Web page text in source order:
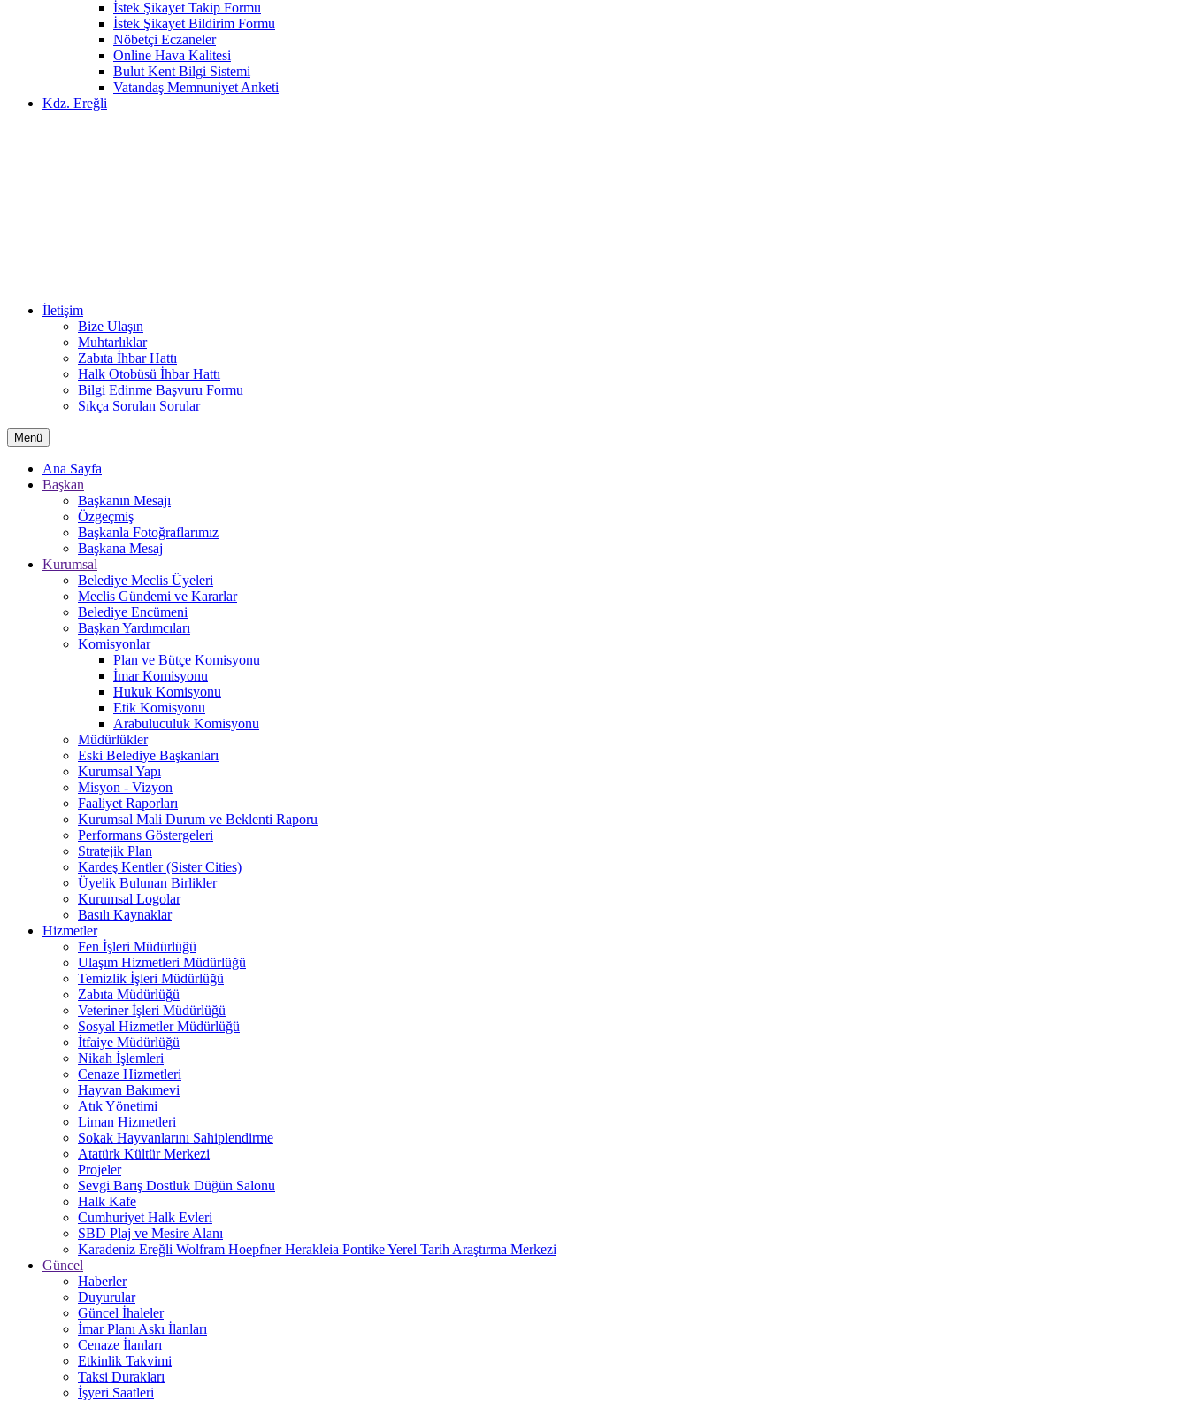
İstek Şikayet Takip Formu
İstek Şikayet Bildirim Formu
Nöbetçi Eczaneler
Online Hava Kalitesi
Bulut Kent Bilgi Sistemi
Vatandaş Memnuniyet Anketi
Kdz. Ereğli
İletişim
Bize Ulaşın
Muhtarlıklar
Zabıta İhbar Hattı
Halk Otobüsü İhbar Hattı
Bilgi Edinme Başvuru Formu
Sıkça Sorulan Sorular
Menü
Ana Sayfa
Başkan
Başkanın Mesajı
Özgeçmiş
Başkanla Fotoğraflarımız
Başkana Mesaj
Kurumsal
Belediye Meclis Üyeleri
Meclis Gündemi ve Kararlar
Belediye Encümeni
Başkan Yardımcıları
Komisyonlar
Plan ve Bütçe Komisyonu
İmar Komisyonu
Hukuk Komisyonu
Etik Komisyonu
Arabuluculuk Komisyonu
Müdürlükler
Eski Belediye Başkanları
Kurumsal Yapı
Misyon - Vizyon
Faaliyet Raporları
Kurumsal Mali Durum ve Beklenti Raporu
Performans Göstergeleri
Stratejik Plan
Kardeş Kentler (Sister Cities)
Üyelik Bulunan Birlikler
Kurumsal Logolar
Basılı Kaynaklar
Hizmetler
Fen İşleri Müdürlüğü
Ulaşım Hizmetleri Müdürlüğü
Temizlik İşleri Müdürlüğü
Zabıta Müdürlüğü
Veteriner İşleri Müdürlüğü
Sosyal Hizmetler Müdürlüğü
İtfaiye Müdürlüğü
Nikah İşlemleri
Cenaze Hizmetleri
Hayvan Bakımevi
Atık Yönetimi
Liman Hizmetleri
Sokak Hayvanlarını Sahiplendirme
Atatürk Kültür Merkezi
Projeler
Sevgi Barış Dostluk Düğün Salonu
Halk Kafe
Cumhuriyet Halk Evleri
SBD Plaj ve Mesire Alanı
Karadeniz Ereğli Wolfram Hoepfner Herakleia Pontike Yerel Tarih Araştırma Merkezi
Güncel
Haberler
Duyurular
Güncel İhaleler
İmar Planı Askı İlanları
Cenaze İlanları
Etkinlik Takvimi
Taksi Durakları
İşyeri Saatleri